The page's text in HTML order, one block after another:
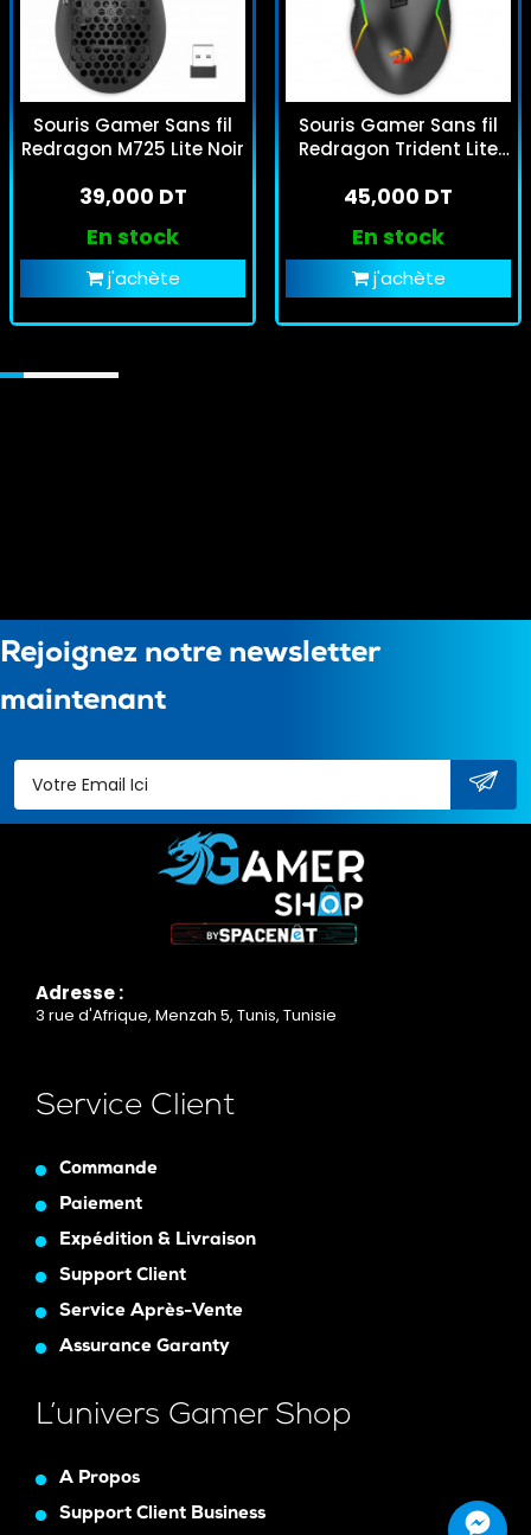
Souris Gamer Sans fil
Redragon M725 Lite Noir
39,000 DT
En stock
j'achète
Souris Gamer Sans fil
Redragon Trident Lite
45,000 DT
En stock
j'achète
Rejoignez notre newsletter
maintenant
Adresse :
3 rue d'Afrique, Menzah 5, Tunis, Tunisie
Service Client
Commande
Paiement
Expédition & Livraison
Support Client
Service Après-Vente
Assurance Garanty
L’univers Gamer Shop
A Propos
Support Client Business